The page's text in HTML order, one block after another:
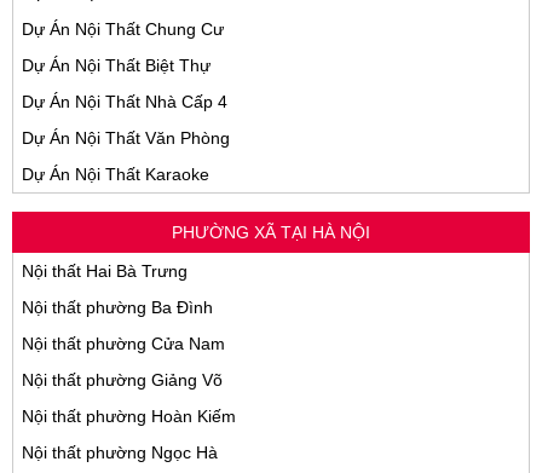
Dự Án Nội Thất Chung Cư
Dự Án Nội Thất Biệt Thự
Dự Án Nội Thất Nhà Cấp 4
Dự Án Nội Thất Văn Phòng
Dự Án Nội Thất Karaoke
PHƯỜNG XÃ TẠI HÀ NỘI
Nội thất Hai Bà Trưng
Nội thất phường Ba Đình
Nội thất phường Cửa Nam
Nội thất phường Giảng Võ
Nội thất phường Hoàn Kiếm
Nội thất phường Ngọc Hà